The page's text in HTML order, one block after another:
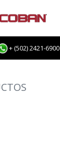
+ (502) 2421-6900